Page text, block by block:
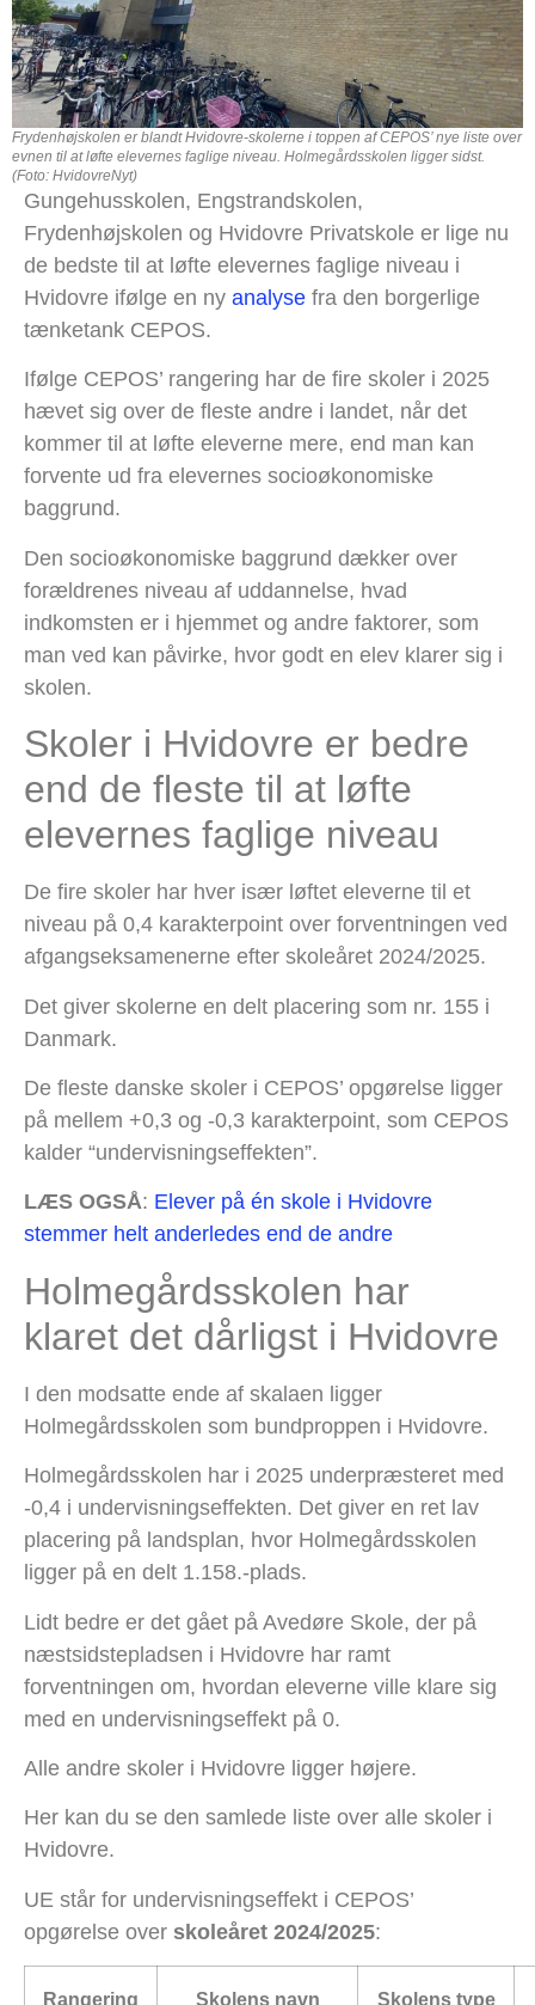
Frydenhøjskolen er blandt Hvidovre-skolerne i toppen af CEPOS’ nye liste over
evnen til at løfte elevernes faglige niveau. Holmegårdsskolen ligger sidst.
(Foto: HvidovreNyt)
Gungehusskolen, Engstrandskolen,
Frydenhøjskolen og Hvidovre Privatskole er lige nu
de bedste til at løfte elevernes faglige niveau i
Hvidovre ifølge en ny analyse fra den borgerlige
tænketank CEPOS.
Ifølge CEPOS’ rangering har de fire skoler i 2025
hævet sig over de fleste andre i landet, når det
kommer til at løfte eleverne mere, end man kan
forvente ud fra elevernes socioøkonomiske
baggrund.
Den socioøkonomiske baggrund dækker over
forældrenes niveau af uddannelse, hvad
indkomsten er i hjemmet og andre faktorer, som
man ved kan påvirke, hvor godt en elev klarer sig i
skolen.
Skoler i Hvidovre er bedre
end de fleste til at løfte
elevernes faglige niveau
De fire skoler har hver især løftet eleverne til et
niveau på 0,4 karakterpoint over forventningen ved
afgangseksamenerne efter skoleåret 2024/2025.
Det giver skolerne en delt placering som nr. 155 i
Danmark.
De fleste danske skoler i CEPOS’ opgørelse ligger
på mellem +0,3 og -0,3 karakterpoint, som CEPOS
kalder “undervisningseffekten”.
LÆS OGSÅ: Elever på én skole i Hvidovre
stemmer helt anderledes end de andre
Holmegårdsskolen har
klaret det dårligst i Hvidovre
I den modsatte ende af skalaen ligger
Holmegårdsskolen som bundproppen i Hvidovre.
Holmegårdsskolen har i 2025 underpræsteret med
-0,4 i undervisningseffekten. Det giver en ret lav
placering på landsplan, hvor Holmegårdsskolen
ligger på en delt 1.158.-plads.
Lidt bedre er det gået på Avedøre Skole, der på
næstsidstepladsen i Hvidovre har ramt
forventningen om, hvordan eleverne ville klare sig
med en undervisningseffekt på 0.
Alle andre skoler i Hvidovre ligger højere.
Her kan du se den samlede liste over alle skoler i
Hvidovre.
UE står for undervisningseffekt i CEPOS’
opgørelse over skoleåret 2024/2025:
Rangering Skolens navn Skolens type